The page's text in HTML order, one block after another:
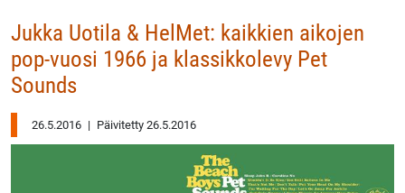
Jukka Uotila & HelMet: kaikkien aikojen
pop-vuosi 1966 ja klassikkolevy Pet
Sounds
26.5.2016 | Päivitetty 26.5.2016